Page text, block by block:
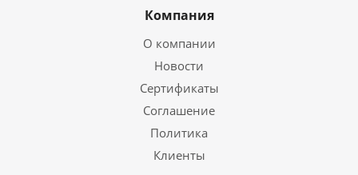
Компания
О компании
Новости
Сертификаты
Соглашение
Политика
Клиенты